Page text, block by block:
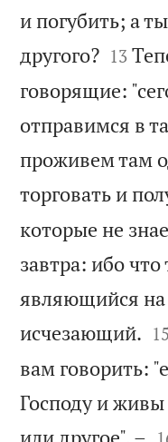
и погубить; а
другого?
13
говорящие:
отправимся в
проживем там
торговать и
которые не
завтра: ибо
являющийся
исчезающий. 

15
вам говорить:
Господу и живы
или другое", – 